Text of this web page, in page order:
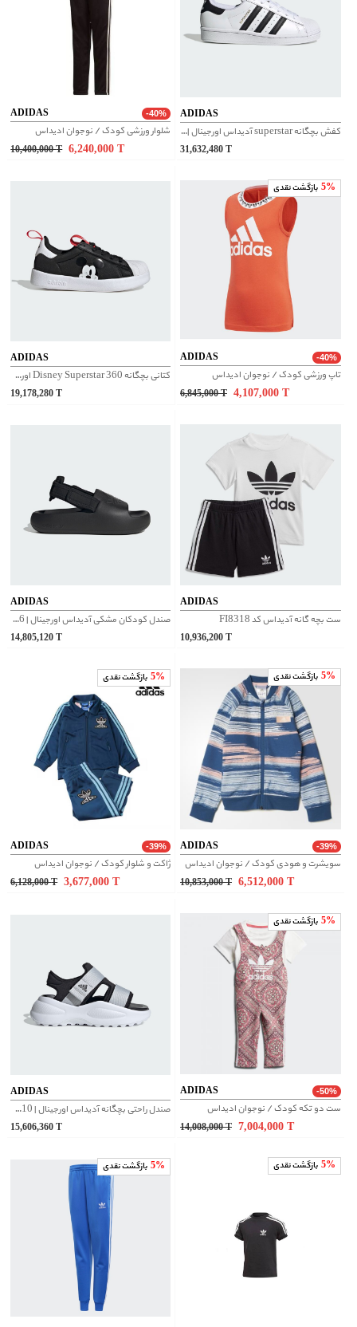
ADIDAS -40%
شلوار ورزشی کودک / نوجوان ادیداس
10,400,000 T 6,240,000
ADIDAS
کفش بچگانه superstar آدیداس اورجینال | FU7712
31,632,480
ADIDAS
کتانی بچگانه Disney Superstar 360 اورجینال آدیداس | JH5177
19,178,280
5% بازگشت نقدی
ADIDAS -40%
تاپ ورزشی کودک / نوجوان ادیداس
6,845,000 T 4,107,000
ADIDAS
صندل کودکان مشکی آدیداس اورجینال | IG8166
14,805,120
ADIDAS
ست بچه گانه آدیداس کد FI8318
10,936,200
5% بازگشت نقدی
ADIDAS -39%
ژاکت و شلوار کودک / نوجوان ادیداس
6,128,000 T 3,677,000
5% بازگشت نقدی
ADIDAS -39%
سویشرت و هودی کودک / نوجوان ادیداس
10,853,000 T 6,512,000
ADIDAS
صندل راحتی بچگانه آدیداس اورجینال | ID7910
15,606,360
5% بازگشت نقدی
ADIDAS -50%
ست دو تکه کودک / نوجوان ادیداس
14,008,000 T 7,004,000
5% بازگشت نقدی 5% بازگشت نقدی